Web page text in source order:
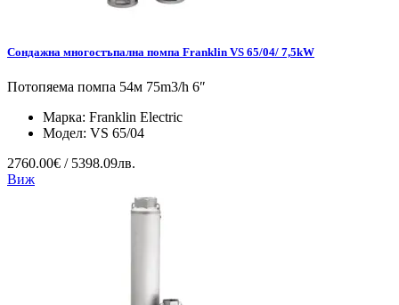
Сондажна многостъпална помпа Franklin VS 65/04/ 7,5kW
Потопяема помпа 54м 75m3/h 6″
Марка: Franklin Electric
Модел: VS 65/04
2760.00€ / 5398.09лв.
Виж